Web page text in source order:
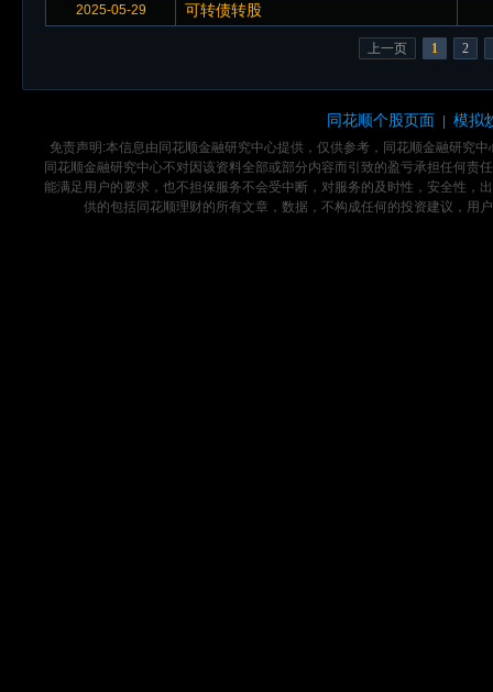
2025-05-29 可转债转股
上一页 1 2
同花顺个股页面 模拟
免责声明:本信息由同花顺金融研究中心提供，仅供参考，同花顺金融研究
同花顺金融研究中心不对因该资料全部或部分内容而引致的盈亏承担任何
能满足用户的要求，也不担保服务不会受中断，对服务的及时性，安全性，
供的包括同花顺理财的所有文章，数据，不构成任何的投资建议，用